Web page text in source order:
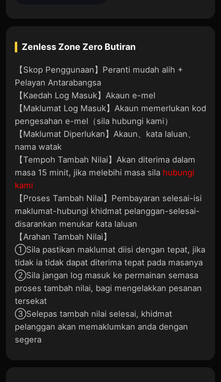
Zenless Zone Zero Butiran
【Skop Penggunaan】Peranti mudah alih +
Pelayan Antarabangsa
【Kaedah Log Masuk】Akaun e-mel
【Maklumat Log Masuk】Akaun memerlukan kod
pengesahan e-mel（sila hubungi kami）
【Maklumat Diperlukan】Akaun、kata laluan、
nama watak
【Tempoh Tambah Nilai】Akan diterima dalam
masa 15 minit, jika melebihi masa sila hubungi
kami
【Proses Tambah Nilai】Pembayaran selesai-isi
maklumat-hubungi khidmat pelanggan-selesai-
disarankan menukar kata laluan
【Arahan Tambah Nilai】
①Sila pastikan maklumat diisi dengan tepat, jika
tidak ia tidak dapat diterima tepat pada masanya
②Sila jangan log masuk ke permainan semasa
proses tambah nilai, bagi mengelakkan pesanan
tersekat
③Selepas tambah nilai selesai, khidmat
pelanggan akan memaklumkan anda dengan
segera